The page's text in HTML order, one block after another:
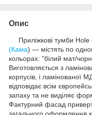
Опис
Приліжкові тумби Hole
(Кама) — містять по
кольорах: "білий мат/
Виготовляється з
корпусів, і ламінованої
відповідає всім
запаху та не виділяє
Фактурний фасад
загального оформлення